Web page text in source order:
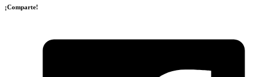
¡Comparte!